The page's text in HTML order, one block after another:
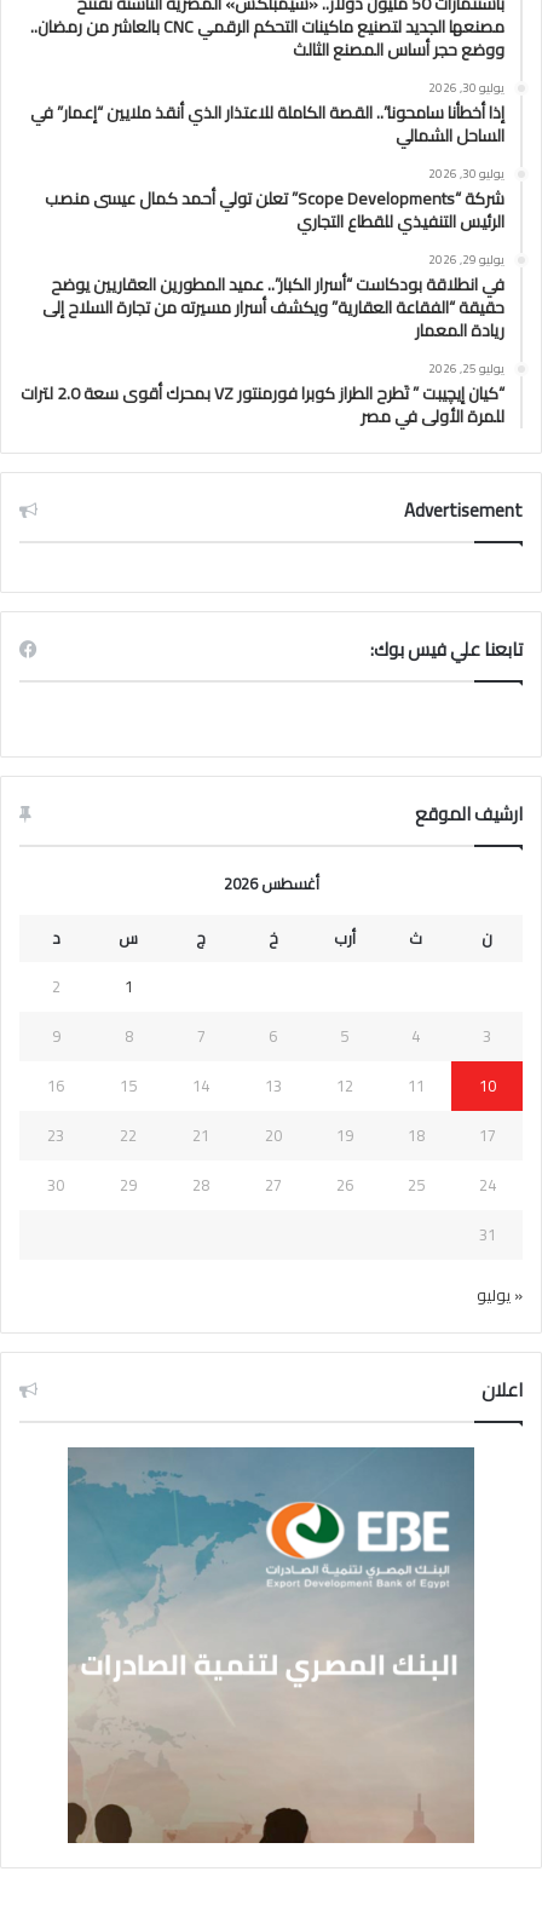
مصنعها الجديد لتصنيع ماكينات التحكم الرقمي CNC بالعاشر من رمضان..
ووضع حجر أساس المصنع الثالث
يوليو 30, 2026
إذا أخطأنا سامحونا”.. القصة الكاملة للاعتذار الذي أنقذ ملايين “إعمار” في
الساحل الشمالي
يوليو 30, 2026
شركة “Scope Developments” تعلن تولي أحمد كمال عيسى منصب
الرئيس التنفيذي للقطاع التجاري
يوليو 29, 2026
في انطلاقة بودكاست “أسرار الكبار”.. عميد المطورين العقاريين يوضح
حقيقة “الفقاعة العقارية” ويكشف أسرار مسيرته من تجارة السلاح إلى
ريادة المعمار
يوليو 25, 2026
“كيان إيچيبت ” تَطرح الطراز كوبرا فورمنتور VZ بمحرك أقوى سعة 2.0 لترات
للمرة الأولى في مصر
Advertisement
تابعنا علي فيس بوك:
ارشيف الموقع
أغسطس 2026
ن
ث أرب خ ج س
د
1
2
3
4
5
6
7
8
9
10
11
12
13
14
15
16
17
18
19
20
21
22
23
24
25
26
27
28
29
30
31
« يوليو
اعلان